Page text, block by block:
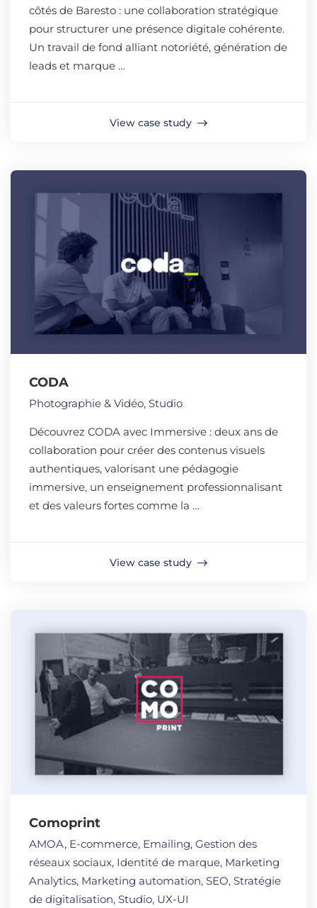
côtés de Baresto : une collaboration stratégique
pour structurer une présence digitale cohérente.
Un travail de fond alliant notoriété, génération de
leads et marque …
View case study
CODA
Photographie & Vidéo, Studio
Découvrez CODA avec Immersive : deux ans de
collaboration pour créer des contenus visuels
authentiques, valorisant une pédagogie
immersive, un enseignement professionnalisant
et des valeurs fortes comme la …
View case study
Comoprint
AMOA, E-commerce, Emailing, Gestion des
réseaux sociaux, Identité de marque, Marketing
Analytics, Marketing automation, SEO, Stratégie
de digitalisation, Studio, UX-UI